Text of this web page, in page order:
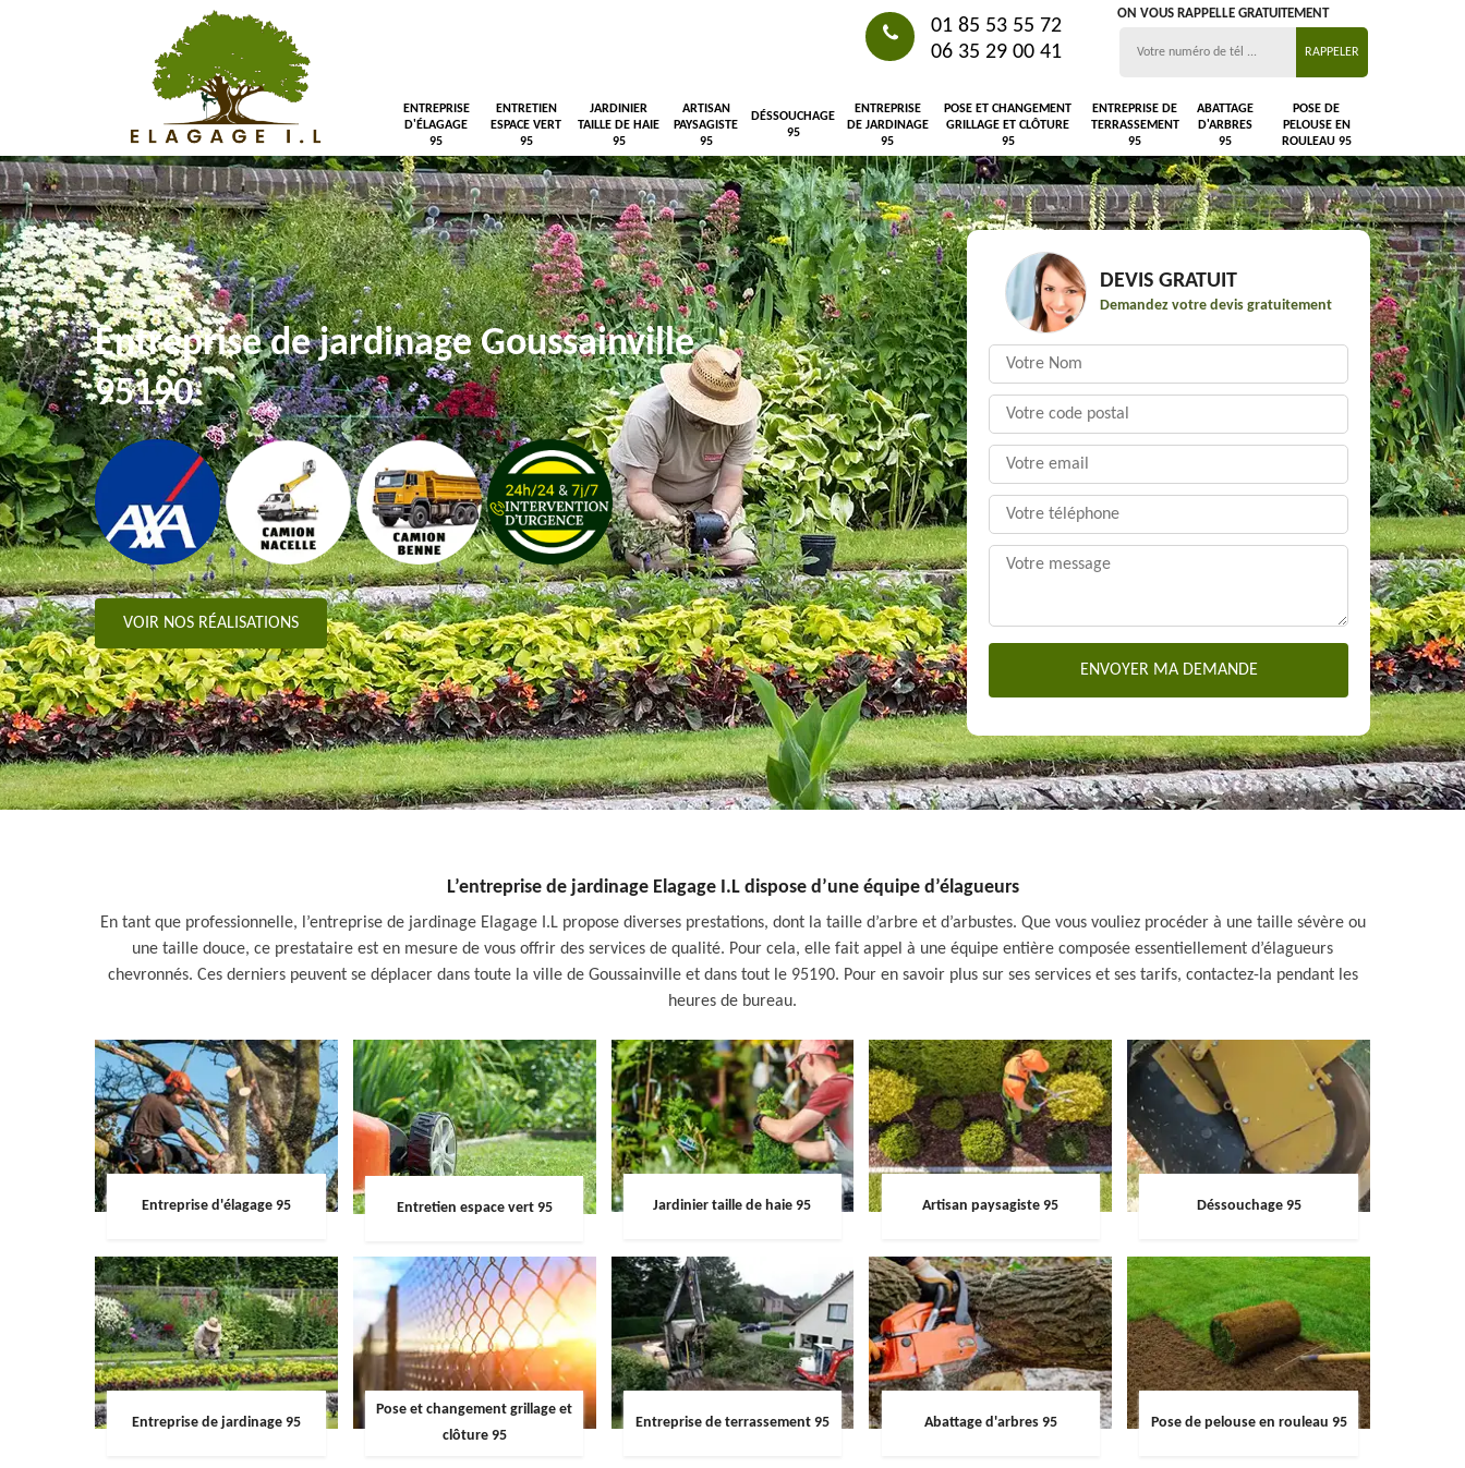
01 85 53 55 72
06 35 29 00 41
ON VOUS RAPPELLE GRATUITEMENT
ENTREPRISE
D'ÉLAGAGE
95
ENTRETIEN
ESPACE VERT
95
JARDINIER
TAILLE DE HAIE
95
ARTISAN
PAYSAGISTE
95
DÉSSOUCHAGE
95
ENTREPRISE
DE JARDINAGE
95
POSE ET CHANGEMENT
GRILLAGE ET CLÔTURE
95
ENTREPRISE DE
TERRASSEMENT
95
ABATTAGE
D'ARBRES
95
POSE DE
PELOUSE EN
ROULEAU 95
Entreprise de jardinage Goussainville
95190
VOIR NOS RÉALISATIONS
DEVIS GRATUIT
Demandez votre devis gratuitement
L’entreprise de jardinage Elagage I.L dispose d’une équipe d’élagueurs
En tant que professionnelle, l’entreprise de jardinage Elagage I.L propose diverses prestations, dont la taille d’arbre et d’arbustes. Que vous vouliez procéder à une taille sévère ou
une taille douce, ce prestataire est en mesure de vous offrir des services de qualité. Pour cela, elle fait appel à une équipe entière composée essentiellement d’élagueurs
chevronnés. Ces derniers peuvent se déplacer dans toute la ville de Goussainville et dans tout le 95190. Pour en savoir plus sur ses services et ses tarifs, contactez-la pendant les
heures de bureau.
Entreprise d'élagage 95 Entretien espace vert 95 Jardinier taille de haie 95 Artisan paysagiste 95 Déssouchage 95
Entreprise de jardinage 95
Pose et changement grillage et
clôture 95
Entreprise de terrassement 95 Abattage d'arbres 95 Pose de pelouse en rouleau 95